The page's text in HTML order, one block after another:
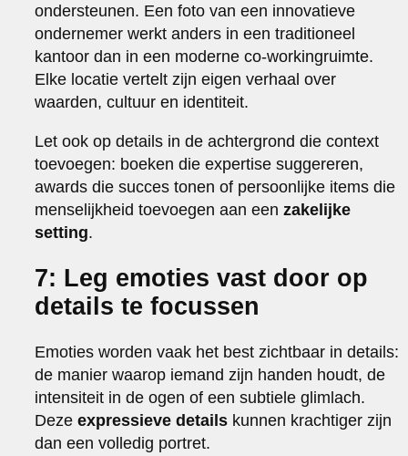
ondersteunen. Een foto van een innovatieve
ondernemer werkt anders in een traditioneel
kantoor dan in een moderne co-workingruimte.
Elke locatie vertelt zijn eigen verhaal over
waarden, cultuur en identiteit.
Let ook op details in de achtergrond die context
toevoegen: boeken die expertise suggereren,
awards die succes tonen of persoonlijke items die
menselijkheid toevoegen aan eenzakelijke
setting.
7: Leg emoties vast door op
details te focussen
Emoties worden vaak het best zichtbaar in details:
de manier waarop iemand zijn handen houdt, de
intensiteit in de ogen of een subtiele glimlach.
Dezeexpressieve details kunnen krachtiger zijn
dan een volledig portret.